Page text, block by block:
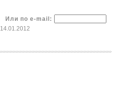
Или по e-mail:
14.01.2012